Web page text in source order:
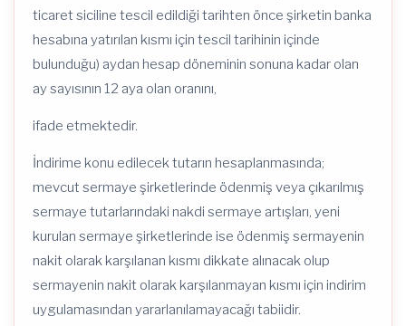
ticaret siciline tescil edildiği tarihten önce şirketin banka
hesabına yatırılan kısmı için tescil tarihinin içinde
bulunduğu) aydan hesap döneminin sonuna kadar olan
ay sayısının 12 aya olan oranını,
ifade etmektedir.
İndirime konu edilecek tutarın hesaplanmasında;
mevcut sermaye şirketlerinde ödenmiş veya çıkarılmış
sermaye tutarlarındaki nakdi sermaye artışları, yeni
kurulan sermaye şirketlerinde ise ödenmiş sermayenin
nakit olarak karşılanan kısmı dikkate alınacak olup
sermayenin nakit olarak karşılanmayan kısmı için indirim
uygulamasından yararlanılamayacağı tabiidir.